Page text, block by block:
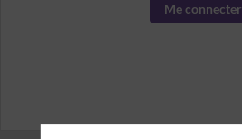
Me connecter